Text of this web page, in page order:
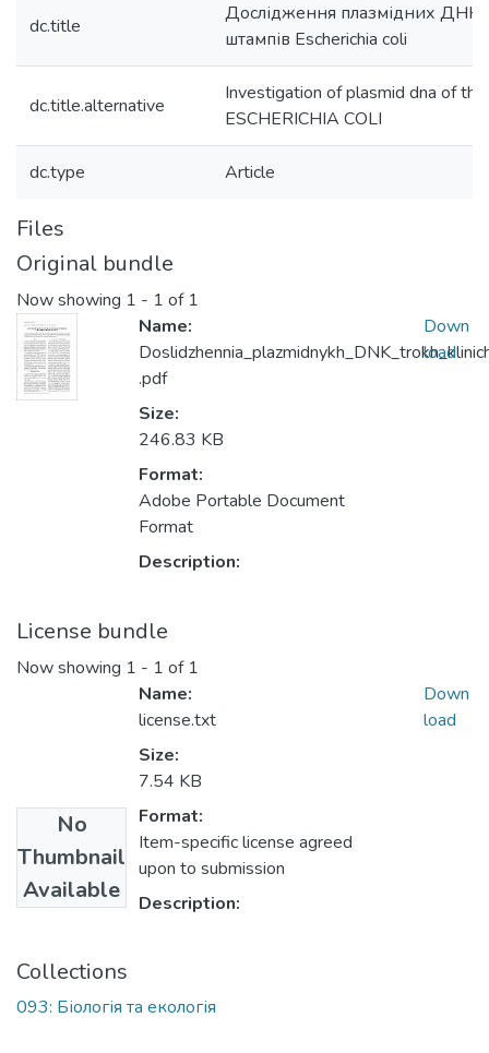
dc.title
Дослідження плазмідних ДНК
штампів Escherichia coli
dc.title.alternative
Investigation of plasmid dna of
ESCHERICHIA COLI
dc.type Article
Files
Original bundle
Now showing 1 - 1 of 1
Name:
.pdf
Size:
246.83 KB
Format:
Adobe Portable Document
Format
Description:
Down
load
License bundle
Now showing 1 - 1 of 1
No
Thumbnail
Available
Name:
license.txt
Size:
7.54 KB
Format:
Item-specific license agreed
upon to submission
Description:
Down
load
Collections
093: Біологія та екологія